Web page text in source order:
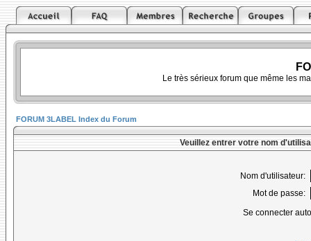
Le très sérieux forum que même les
FORUM 3LABEL Index du Forum
Veuillez entrer votre nom
Nom d'utilisateur:
Mot de passe:
Se connecter